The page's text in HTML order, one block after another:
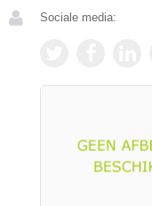
Sociale media: